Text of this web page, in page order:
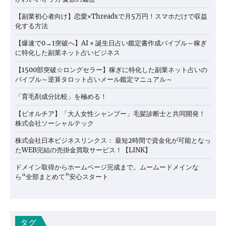
【副業初心者向け】恋愛×Threadsで月5万円！スマホだけで収益
化する方法
【爆速で0→1突破へ】AI × 誕生日占い鑑定書作成バイブル～稼ぎ
に特化した副業ネット占いビジネス
【1500部突破☆ロングセラー】稼ぎに特化した副業ネット占いの
バイブル～逆算タロット占いメール鑑定マニュアル～
「育毛剤成分比較」を極める！
【ビオルチア】「大人女性シャンプー」毛髪診断士と共同開発！
株式会社ソーシャルテック
株式会社日本ビジネスリンクス： 最短2時間で資金化が可能となっ
たWEB完結の売掛金買取サービス！【LINK】
ドメイン取得からホームページ完成まで。ムームードメインな
ら“全部まとめて”安心スタート